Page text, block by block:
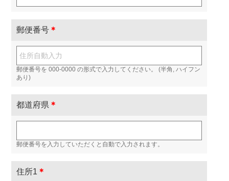
郵便番号 ＊
郵便番号を 000-0000 の形式で入力してください。 (半角, ハイフン
あり)
都道府県 ＊
郵便番号を入力していただくと自動で入力されます。
住所1 ＊